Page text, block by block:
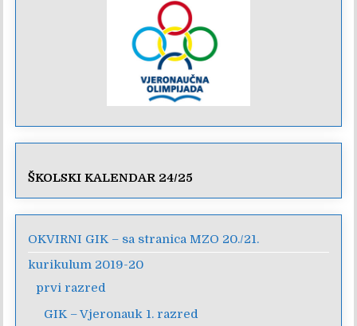
ŠKOLSKI KALENDAR 24/25
OKVIRNI GIK – sa stranica MZO 20./21.
kurikulum 2019-20
prvi razred
GIK – Vjeronauk 1. razred